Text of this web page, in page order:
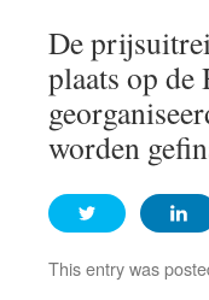
De
plaats op de
worden
This entry was